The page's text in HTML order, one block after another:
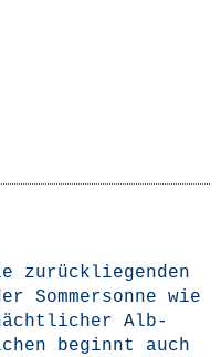
zurück­lie­gen­den
Som­mer­son­ne wie
Alb­
beginnt auch